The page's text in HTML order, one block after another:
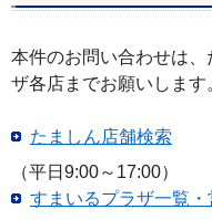
本件のお問い合わせは
ザ各店までお願いします
たましん店舗検索
（平日9:00～17:00）
すまいるプラザ一覧・